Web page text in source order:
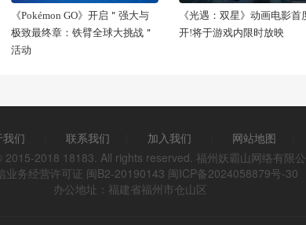
《Pokémon GO》开启＂强大与
极致最终章：铁臂全球大挑战＂
活动
《光遇：双星》动画电影首
开!将于游戏内限时放映
我们 联系我们 加入我们 网站地图
2015-2018 18183. All rights reserved. 福州妖霸山网络有限
业务经营许可证 闽B2-20190143 闽ICP备2024058879号-30
办公地址：福建省福州市仓山区